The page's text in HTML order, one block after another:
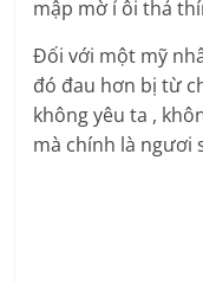
mập mờ ỉ ôi thả
Đối với một mỹ
đó đau hơn bị từ
không yêu ta ,
mà chính là ngươi